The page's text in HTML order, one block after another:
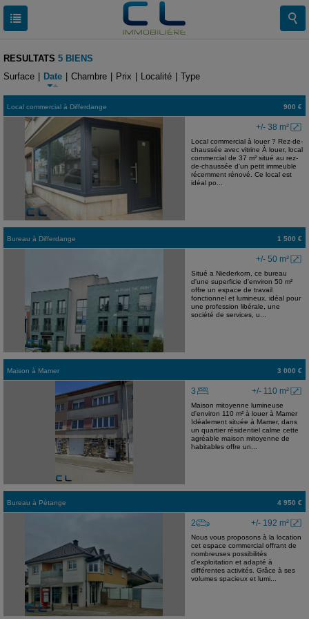
RESULTATS 5 BIENS
Surface
Date Chambre Prix Localité Type
Local commercial à Differdange 900 €
+/- 38 m²
Local commercial à louer ? Rez-de-
chaussée avec vitrine À louer, local
commercial de 37 m² situé au rez-
de-chaussée d'un petit immeuble
récemment rénové. Ce local est
idéal po...
Bureau à Differdange 1 500 €
+/- 50 m²
Situé a Niederkorn, ce bureau
d'une superficie d'environ 50 m²
offre un espace de travail
fonctionnel et lumineux, idéal pour
une profession libérale, une
société de services, u...
Maison à Mamer 3 000 €
+/- 110 m²
3
Maison mitoyenne lumineuse
d'environ 110 m² à louer à Mamer
Idéalement située à Mamer, dans
un quartier résidentiel calme cette
agréable maison mitoyenne de
habitables offre un...
Bureau à Pétange 4 950 €
+/- 192 m²
2
Nous vous proposons à la location
cet espace commercial offrant de
nombreuses possibilités
d'exploitation et adapté à
différentes activités. Grâce à ses
volumes spacieux et lumi...